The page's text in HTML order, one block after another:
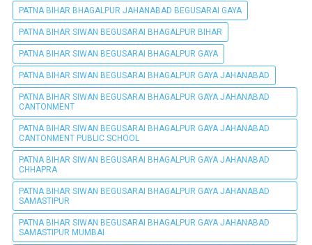
PATNA BIHAR BHAGALPUR JAHANABAD BEGUSARAI GAYA
PATNA BIHAR SIWAN BEGUSARAI BHAGALPUR BIHAR
PATNA BIHAR SIWAN BEGUSARAI BHAGALPUR GAYA
PATNA BIHAR SIWAN BEGUSARAI BHAGALPUR GAYA JAHANABAD
PATNA BIHAR SIWAN BEGUSARAI BHAGALPUR GAYA JAHANABAD
CANTONMENT
PATNA BIHAR SIWAN BEGUSARAI BHAGALPUR GAYA JAHANABAD
CANTONMENT PUBLIC SCHOOL
PATNA BIHAR SIWAN BEGUSARAI BHAGALPUR GAYA JAHANABAD
CHHAPRA
PATNA BIHAR SIWAN BEGUSARAI BHAGALPUR GAYA JAHANABAD
SAMASTIPUR
PATNA BIHAR SIWAN BEGUSARAI BHAGALPUR GAYA JAHANABAD
SAMASTIPUR MUMBAI